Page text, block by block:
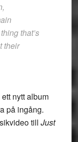
that’s
their
nytt album
på ingång.
till Just